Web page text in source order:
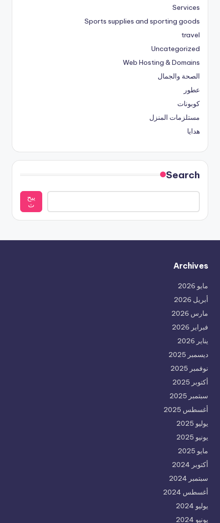
Services
Sports supplies and sporting goods
travel
Uncategorized
Web Hosting & Domains
الصحة والجمال
عطور
كوبونات
مستلزمات المنزل
هدايا
Search
يبح
ث
Archives
مايو 2026
أبريل 2026
مارس 2026
فبراير 2026
يناير 2026
ديسمبر 2025
نوفمبر 2025
أكتوبر 2025
سبتمبر 2025
أغسطس 2025
يوليو 2025
يونيو 2025
مايو 2025
أكتوبر 2024
سبتمبر 2024
أغسطس 2024
يوليو 2024
يونيو 2024